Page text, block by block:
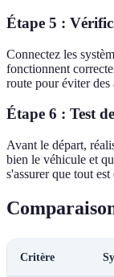
Étape 5 :
Connectez les
fonctionnent
route pour éviter des
Étape 6 : Test
Avant le départ,
bien le véhicule et
s'assurer que tout
Critère